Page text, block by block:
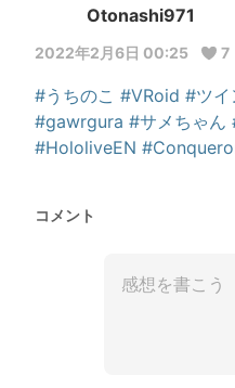
Otonashi971
2022年2月6日 00:25 7
#うちのこ #VRoid #ツイ
#gawrgura #サメちゃん
#HololiveEN
コメント